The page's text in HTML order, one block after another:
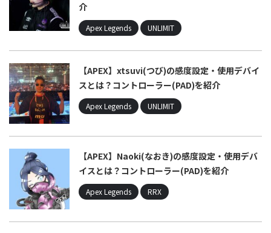
介
Apex Legends UNLIMIT
【APEX】xtsuvi(つび)の感度設定・使用デバイ
スとは？コントローラー(PAD)を紹介
Apex Legends UNLIMIT
【APEX】Naoki(なおき)の感度設定・使用デバ
イスとは？コントローラー(PAD)を紹介
Apex Legends RRX